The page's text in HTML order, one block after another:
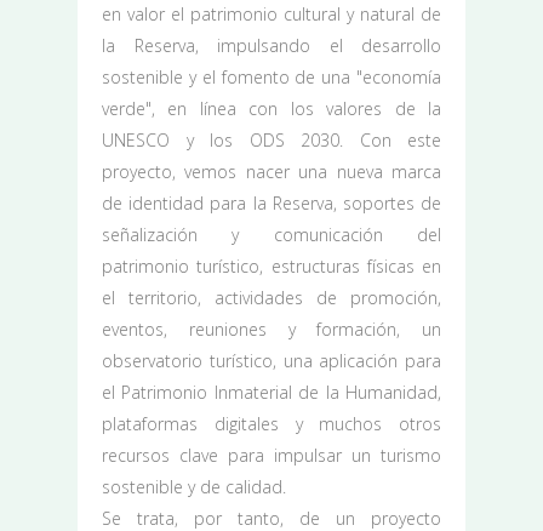
en valor el patrimonio cultural y natural de
la Reserva, impulsando el desarrollo
sostenible y el fomento de una "economía
verde", en línea con los valores de la
UNESCO y los ODS 2030. Con este
proyecto, vemos nacer una nueva marca
de identidad para la Reserva, soportes de
señalización y comunicación del
patrimonio turístico, estructuras físicas en
el territorio, actividades de promoción,
eventos, reuniones y formación, un
observatorio turístico, una aplicación para
el Patrimonio Inmaterial de la Humanidad,
plataformas digitales y muchos otros
recursos clave para impulsar un turismo
sostenible y de calidad.
Se trata, por tanto, de un proyecto